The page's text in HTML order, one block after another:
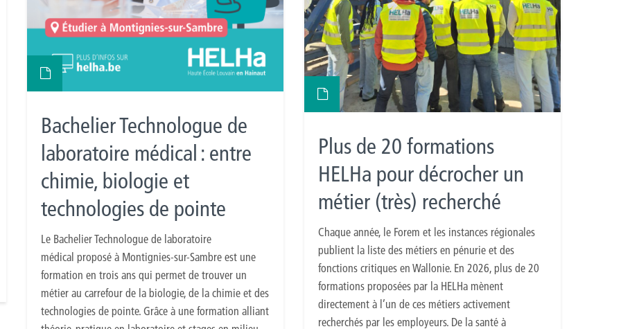
Bachelier Technologue de
laboratoire médical : entre
chimie, biologie et
technologies de pointe
Le Bachelier Technologue de laboratoire
médical proposé à Montignies-sur-Sambre est une
formation en trois ans qui permet de trouver un
métier au carrefour de la biologie, de la chimie et des
technologies de pointe. Grâce à une formation alliant
Plus de 20 formations
HELHa pour décrocher un
métier (très) recherché
Chaque année, le Forem et les instances régionales
publient la liste des métiers en pénurie et des
fonctions critiques en Wallonie. En 2026, plus de 20
formations proposées par la HELHa mènent
directement à l’un de ces métiers activement
recherchés par les employeurs. De la santé à